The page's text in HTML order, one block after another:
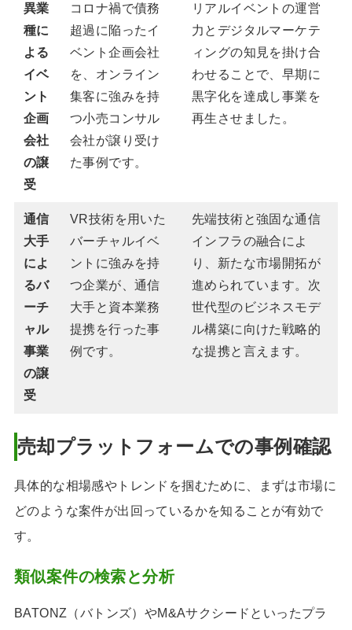
異業
種に
よる
イベ
ント
企画
会社
の譲
受
コロナ禍で債務
超過に陥ったイ
ベント企画会社
を、オンライン
集客に強みを持
つ小売コンサル
会社が譲り受け
た事例です。
リアルイベントの運営
力とデジタルマーケテ
ィングの知見を掛け合
わせることで、早期に
黒字化を達成し事業を
再生させました。
通信
大手
によ
るバ
ーチ
ャル
事業
の譲
受
VR技術を用いた
バーチャルイベ
ントに強みを持
つ企業が、通信
大手と資本業務
提携を行った事
例です。
先端技術と強固な通信
インフラの融合によ
り、新たな市場開拓が
進められています。次
世代型のビジネスモデ
ル構築に向けた戦略的
な提携と言えます。
売却プラットフォームでの事例確認
具体的な相場感やトレンドを掴むために、まずは市場に
どのような案件が出回っているかを知ることが有効で
す。
類似案件の検索と分析
BATONZ（バトンズ）やM&Aサクシードといったプラ